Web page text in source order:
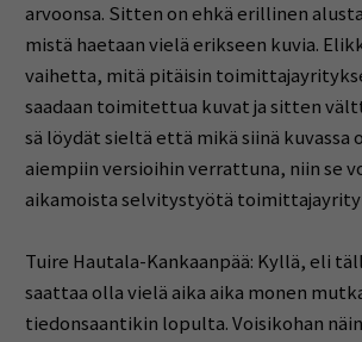
arvoonsa. Sitten on ehkä erillinen
mistä haetaan vielä erikseen kuvia.
vaihetta, mitä pitäisin
saadaan toimitettua kuvat ja sitten
sä löydät sieltä että mikä siinä
aiempiin versioihin verrattuna, niin se
aikamoista selvitystyötä
Tuire Hautala-Kankaanpää: Kyllä, eli
saattaa olla vielä aika aika monen
tiedonsaantikin lopulta. Voisikohan